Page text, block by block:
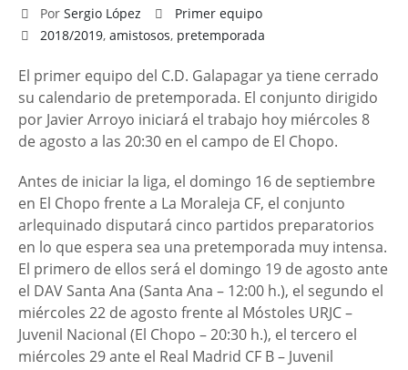
Por Sergio López
Primer equipo
2018/2019,amistosos, pretemporada
El primer equipo del C.D. Galapagar ya tiene cerrado
su calendario de pretemporada. El conjunto dirigido
por Javier Arroyo iniciará el trabajo hoy miércoles 8
de agosto a las 20:30 en el campo de El Chopo.
Antes de iniciar la liga, el domingo 16 de septiembre
en El Chopo frente a La Moraleja CF, el conjunto
arlequinado disputará cinco partidos preparatorios
en lo que espera sea una pretemporada muy intensa.
El primero de ellos será el domingo 19 de agosto ante
el DAV Santa Ana (Santa Ana – 12:00 h.), el segundo el
miércoles 22 de agosto frente al Móstoles URJC –
Juvenil Nacional (El Chopo – 20:30 h.), el tercero el
miércoles 29 ante el Real Madrid CF B – Juvenil